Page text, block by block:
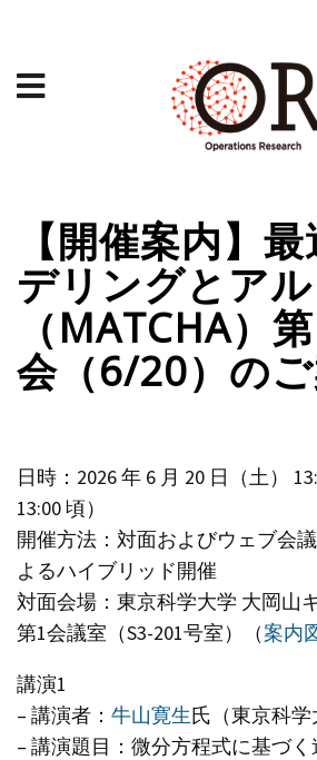
【開催案内】
デリングとア
（MATCHA）
会（6/20）の
日時：2026 年 6 月 20 日（土）
13:00 頃）
開催方法：対面およびウェブ会
よるハイブリッド開催
対面会場：東京科学大学 大岡山
第1会議室（S3-201号室）（案内
講演1
– 講演者： 牛山寛生氏（東京科学
– 講演題目：微分方程式に基づ